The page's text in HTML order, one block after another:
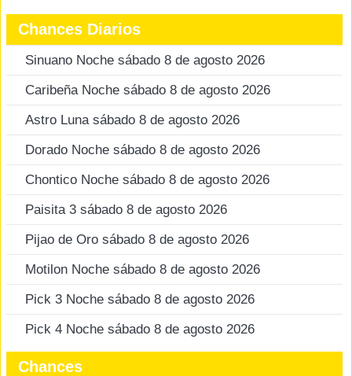
Chances Diarios
Sinuano Noche sábado 8 de agosto 2026
Caribeña Noche sábado 8 de agosto 2026
Astro Luna sábado 8 de agosto 2026
Dorado Noche sábado 8 de agosto 2026
Chontico Noche sábado 8 de agosto 2026
Paisita 3 sábado 8 de agosto 2026
Pijao de Oro sábado 8 de agosto 2026
Motilon Noche sábado 8 de agosto 2026
Pick 3 Noche sábado 8 de agosto 2026
Pick 4 Noche sábado 8 de agosto 2026
Chances